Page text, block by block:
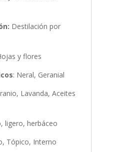
Destilación por
y flores
: Neral, Geranial
Lavanda, Aceites
ligero, herbáceo
Tópico, Interno